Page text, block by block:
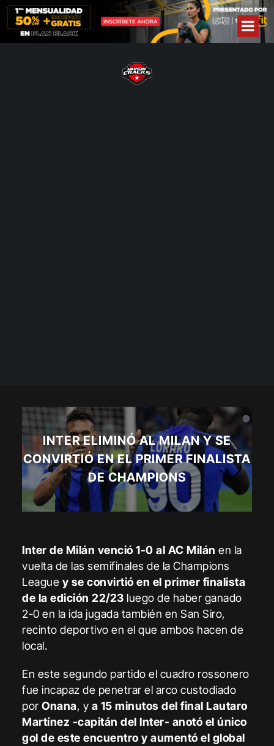
INTER ELIMINÓ AL MILAN Y SE
CONVIRTIÓ EN EL PRIMER FINALISTA
DE CHAMPIONS
Inter de Milán venció 1-0 al AC Milán en la
vuelta de las semifinales de la Champions
League y se convirtió en el primer finalista
de la edición 22/23 luego de haber ganado
2-0 en la ida jugada también en San Siro,
recinto deportivo en el que ambos hacen de
local.
En este segundo partido el cuadro rossonero
fue incapaz de penetrar el arco custodiado
porOnana, y a 15 minutos del final Lautaro
Martínez -capitán del Inter- anotó el único
gol de este encuentro y aumentó el global